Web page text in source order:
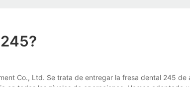
Co., Ltd. Se trata de entregar la fresa dental 245